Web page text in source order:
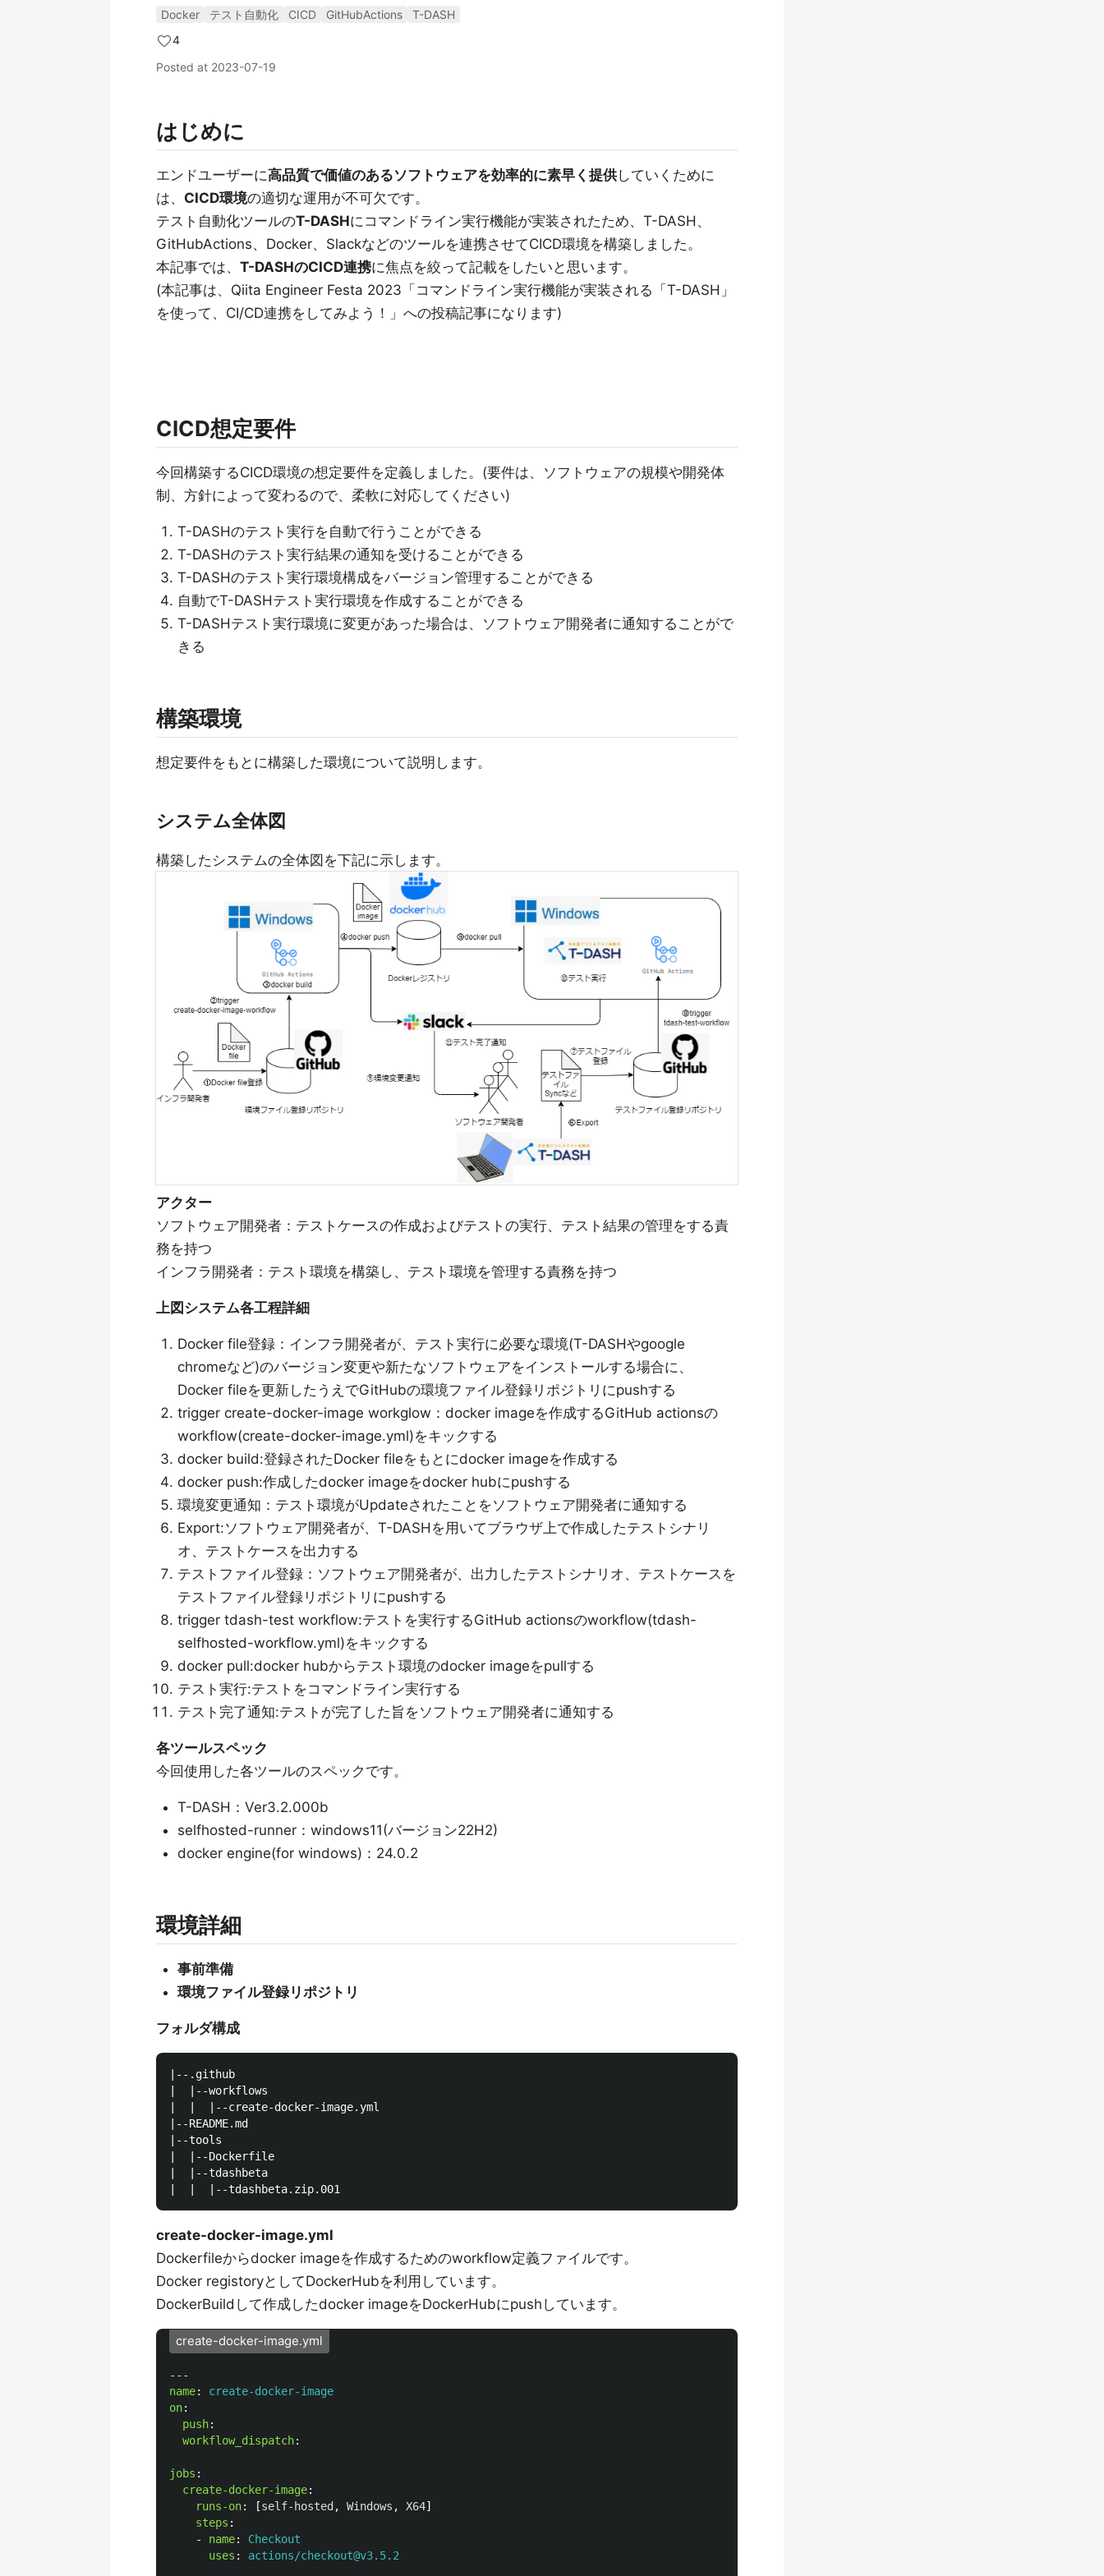
Docker テスト自動化 CICD GitHubActions
T-DASH
4
Posted at 2023-07-19
はじめに
エンドユーザーに高品質で価値のあるソフトウェアを効率的に素早く提供していくために
は、 CICD環境の適切な運用が不可欠です。
テスト自動化ツールのT-DASHにコマンドライン実行機能が実装されたため、T-DASH、
GitHubActions、Docker、Slackなどのツールを連携させてCICD環境を構築しました。
本記事では、 T-DASHのCICD連携に焦点を絞って記載をしたいと思います。
(本記事は、Qiita Engineer Festa 2023「コマンドライン実行機能が実装される「T-DASH」
を使って、CI/CD連携をしてみよう！」への投稿記事になります)
CICD想定要件
今回構築するCICD環境の想定要件を定義しました。(要件は、ソフトウェアの規模や開発体
制、方針によって変わるので、柔軟に対応してください)
T-DASHのテスト実行を自動で行うことができる
T-DASHのテスト実行結果の通知を受けることができる
T-DASHのテスト実行環境構成をバージョン管理することができる
自動でT-DASHテスト実行環境を作成することができる
T-DASHテスト実行環境に変更があった場合は、ソフトウェア開発者に通知することがで
きる
構築環境
想定要件をもとに構築した環境について説明します。
システム全体図
構築したシステムの全体図を下記に示します。
アクター
ソフトウェア開発者：テストケースの作成およびテストの実行、テスト結果の管理をする責
務を持つ
インフラ開発者：テスト環境を構築し、テスト環境を管理する責務を持つ
上図システム各工程詳細
Docker file登録：インフラ開発者が、テスト実行に必要な環境(T-DASHやgoogle
chromeなど)のバージョン変更や新たなソフトウェアをインストールする場合に、
Docker fileを更新したうえでGitHubの環境ファイル登録リポジトリにpushする
trigger create-docker-image workglow：docker imageを作成するGitHub actionsの
workflow(create-docker-image.yml)をキックする
docker build:登録されたDocker fileをもとにdocker imageを作成する
docker push:作成したdocker imageをdocker hubにpushする
環境変更通知：テスト環境がUpdateされたことをソフトウェア開発者に通知する
Export:ソフトウェア開発者が、T-DASHを用いてブラウザ上で作成したテストシナリ
オ、テストケースを出力する
テストファイル登録：ソフトウェア開発者が、出力したテストシナリオ、テストケースを
テストファイル登録リポジトリにpushする
trigger tdash-test workflow:テストを実行するGitHub actionsのworkflow(tdash-
selfhosted-workflow.yml)をキックする
docker pull:docker hubからテスト環境のdocker imageをpullする
テスト実行:テストをコマンドライン実行する
テスト完了通知:テストが完了した旨をソフトウェア開発者に通知する
各ツールスペック
今回使用した各ツールのスペックです。
T-DASH：Ver3.2.000b
selfhosted-runner：windows11(バージョン22H2)
docker engine(for windows)：24.0.2
環境詳細
事前準備
環境ファイル登録リポジトリ
フォルダ構成
|--.github
|  |--workflows
|  |  |--create-docker-image.yml
|--README.md
|--tools
|  |--Dockerfile
|  |--tdashbeta
create-docker-image.yml
Dockerfileからdocker imageを作成するためのworkflow定義ファイルです。
Docker registoryとしてDockerHubを利用しています。
DockerBuildして作成したdocker imageをDockerHubにpushしています。
create-docker-image.yml
---
name:
create-docker-image
on:
push:
workflow_dispatch:
jobs :
create-docker-image:
runs-on: [self-hosted , Windows , X64]
steps :
-
name:
Checkout
uses : actions/checkout@v3.5.2